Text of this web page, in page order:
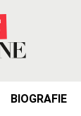
BIOGRAFIE